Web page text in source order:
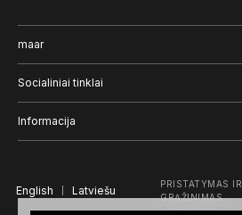
maar
Kvepalai
Užrašai
Socialiniai tinklai
Instagram
TikTok
Informacija
Įmonė
English Latviešu
PRISTATYMAS IR
GRĄŽINIMAS